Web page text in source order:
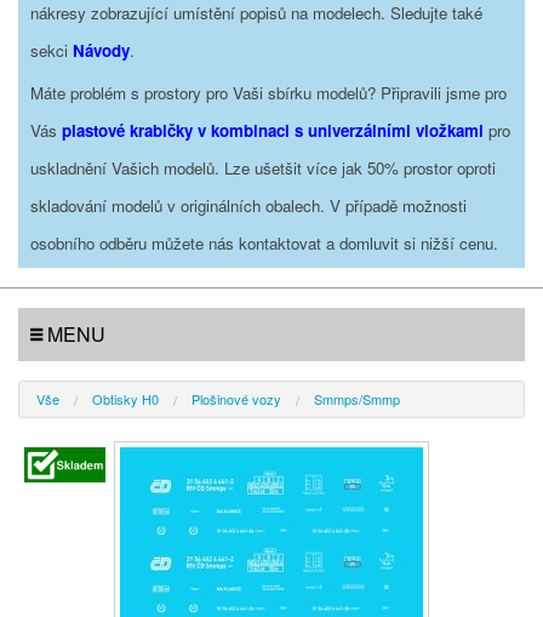
nákresy zobrazující umístění popisů na modelech. Sledujte také
sekci Návody.
Máte problém s prostory pro Vaši sbírku modelů? Připravili jsme pro
Vás plastové krabičky v kombinaci s univerzálními vložkami pro
uskladnění Vašich modelů. Lze ušetšit více jak 50% prostor oproti
skladování modelů v originálních obalech. V případě možnosti
osobního odběru můžete nás kontaktovat a domluvit si nižší cenu.
MENU
Vše Obtisky H0 Plošinové vozy Smmps/Smmp